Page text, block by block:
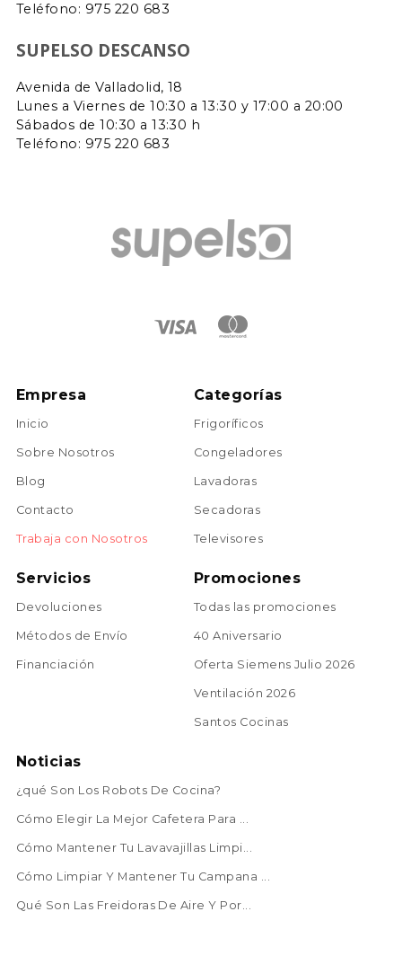
Teléfono: 975 220 683
SUPELSO DESCANSO
Avenida de Valladolid, 18
Lunes a Viernes de 10:30 a 13:30 y 17:00 a 20:00
Sábados de 10:30 a 13:30 h
Teléfono: 975 220 683
Empresa
Inicio
Sobre Nosotros
Blog
Contacto
Trabaja con Nosotros
Categorías
Frigoríficos
Congeladores
Lavadoras
Secadoras
Televisores
Servicios
Devoluciones
Métodos de Envío
Financiación
Promociones
Todas las promociones
40 Aniversario
Oferta Siemens Julio 2026
Ventilación 2026
Santos Cocinas
Noticias
¿qué Son Los Robots De Cocina?
Cómo Elegir La Mejor Cafetera Para ...
Cómo Mantener Tu Lavavajillas Limpi...
Cómo Limpiar Y Mantener Tu Campana ...
Qué Son Las Freidoras De Aire Y Por...